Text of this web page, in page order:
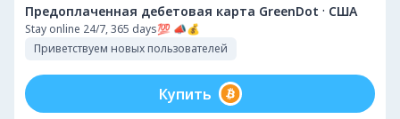
Предоплаченная дебетовая карта GreenDot · США
Stay online 24/7, 365 days💯 📣💰
Приветствуем новых пользователей
Купить